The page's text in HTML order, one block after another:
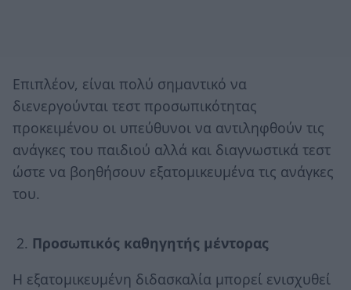
Επιπλέον, είναι πολύ σημαντικό να
διενεργούνται τεστ προσωπικότητας
προκειμένου οι υπεύθυνοι να αντιληφθούν τις
ανάγκες του παιδιού αλλά και διαγνωστικά τεστ
ώστε να βοηθήσουν εξατομικευμένα τις ανάγκες
του.
Προσωπικός καθηγητής μέντορας
Η εξατομικευμένη διδασκαλία μπορεί ενισχυθεί